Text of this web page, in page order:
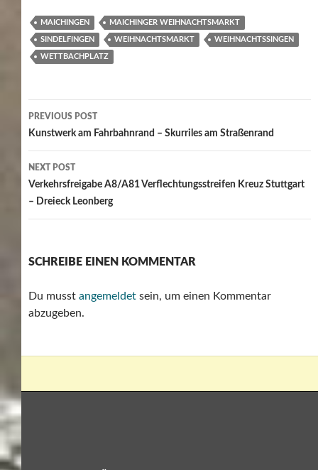
MAICHINGEN MAICHINGER WEIHNACHTSMARKT
SINDELFINGEN WEIHNACHTSMARKT WEIHNACHTSSINGEN
WETTBACHPLATZ
Post
navigation
PREVIOUS POST
Kunstwerk am Fahrbahnrand – Skurriles am Straßenrand
NEXT POST
Verkehrsfreigabe A8/A81 Verflechtungsstreifen Kreuz Stuttgart
– Dreieck Leonberg
SCHREIBE EINEN KOMMENTAR
Du musst angemeldet sein, um einen Kommentar
abzugeben.